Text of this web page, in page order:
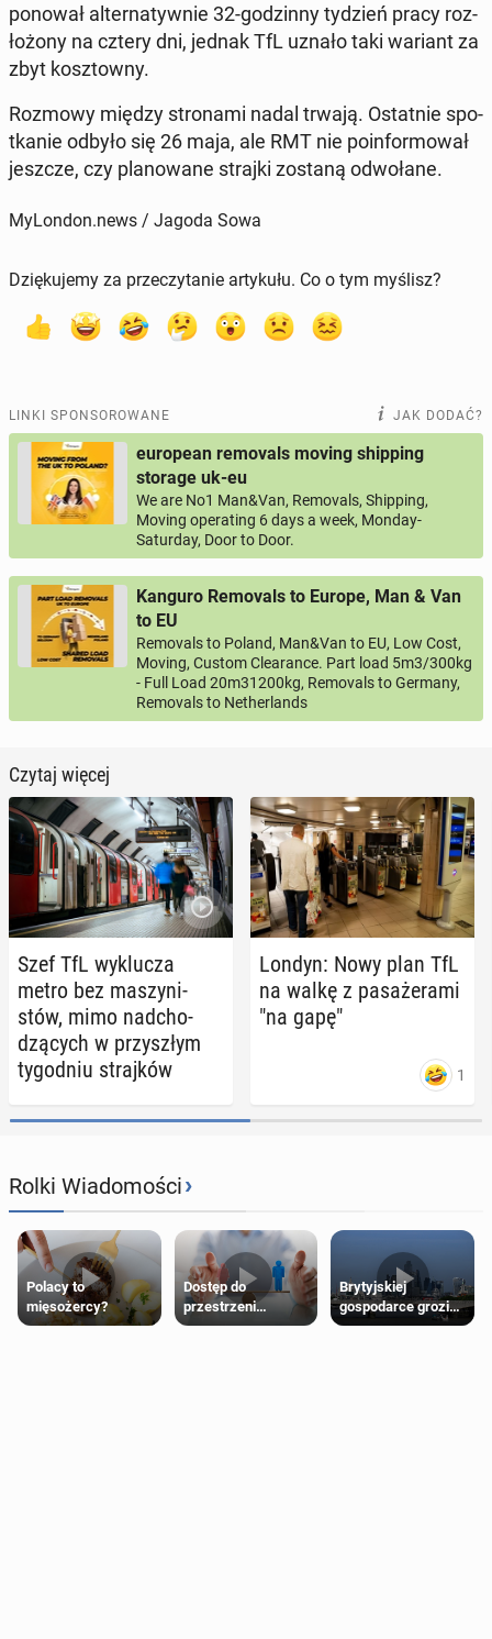
po­no­wał al­ter­na­tyw­nie 32-go­dzin­ny tydzień pracy roz­
ło­żo­ny na cztery dni, jednak TfL uznało taki wariant za
zbyt kosz­tow­ny.
Rozmowy między stro­na­mi nadal trwają. Ostat­nie spo­
tka­nie odbyło się 26 maja, ale RMT nie po­in­for­mo­wał
jeszcze, czy pla­no­wa­ne strajki zostaną od­wo­ła­ne.
MyLondon.news / Jagoda Sowa
Dziękujemy za przeczytanie artykułu. Co o tym myślisz?
LINKI SPONSOROWANE JAK DODAĆ?
european removals moving shipping
storage uk-eu
We are No1 Man&Van, Removals, Shipping,
Moving operating 6 days a week, Monday-
Saturday, Door to Door.
Kanguro Removals to Europe, Man & Van
to EU
Removals to Poland, Man&Van to EU, Low Cost,
Moving, Custom Clearance. Part load 5m3/300kg
- Full Load 20m31200kg, Removals to Germany,
Removals to Netherlands
Czytaj więcej
Szef TfL wy­klu­cza
metro bez ma­szy­ni­
stów, mimo nad­cho­
dzą­cych w przy­szłym
ty­go­dniu straj­ków
Londyn: Nowy plan TfL
na walkę z pa­sa­że­ra­mi
"na gapę"
1
Rolki Wiadomości›
Polacy to
mięsożercy?
Dostęp do
przestrzeni
przeznaczonych
Brytyjskiej
gospodarce grozi
recesja, jeśli